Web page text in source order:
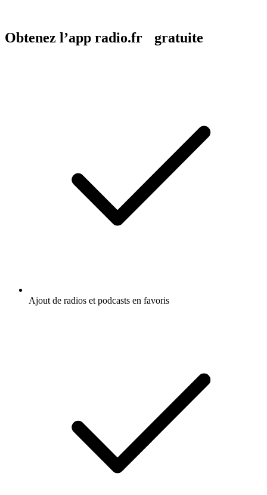
Obtenez l’app radio.fr gratuite
Ajout de radios et podcasts en favoris